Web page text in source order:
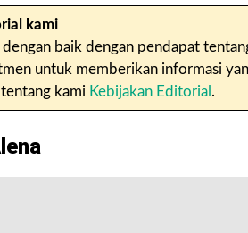
kami
baik dengan pendapat
untuk memberikan informasi
kami Kebijakan Editorial .